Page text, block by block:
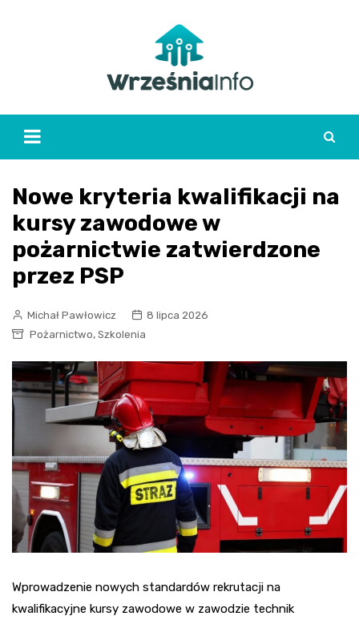
Nowe kryteria kwalifikacji na
kursy zawodowe w
pożarnictwie zatwierdzone
przez PSP
Michał Pawłowicz
8 lipca 2026
Pożarnictwo, Szkolenia
Wprowadzenie nowych standardów rekrutacji na
kwalifikacyjne kursy zawodowe w zawodzie technik